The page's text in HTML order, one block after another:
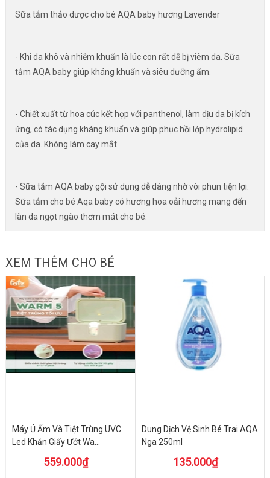
Sữa tắm thảo dược cho bé AQA baby hương Lavender
- Khi da khô và nhiễm khuẩn là lúc con rất dễ bị viêm da. Sữa
tắm AQA baby giúp kháng khuẩn và siêu dưỡng ẩm.
- Chiết xuất từ ​​hoa cúc kết hợp với panthenol, làm dịu da bị kích
ứng, có tác dụng kháng khuẩn và giúp phục hồi lớp hydrolipid
của da. Không làm cay mắt.
- Sữa tắm AQA baby gội sử dụng dễ dàng nhờ vòi phun tiện lợi.
Sữa tắm cho bé Aqa baby có hương hoa oải hương mang đến
làn da ngọt ngào thơm mát cho bé.
XEM THÊM CHO BÉ
Máy Ủ Ấm Và Tiệt Trùng UVC
Led Khăn Giấy Ướt Wa...
559.000₫
Dung Dịch Vệ Sinh Bé Trai AQA
Nga 250ml
135.000₫